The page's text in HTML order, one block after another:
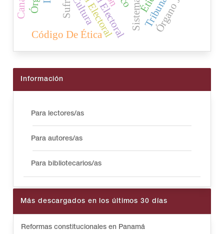
Código De Ética
Cultura
Información
Para lectores/as
Para autores/as
Para bibliotecarios/as
Más descargados en los últimos 30 días
Reformas constitucionales en Panamá